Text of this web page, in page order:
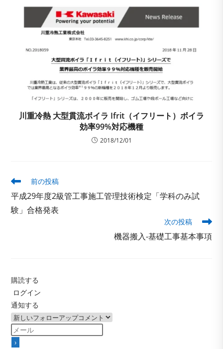
川重冷熱 ⼤型貫流ボイラ Ifrit（イフリート）ボイラ
効率99%対応機種
2018/12/01
そ
の
他
の
前の投稿
平成29年度2級管工事施工管理技術検定「学科のみ試
験」合格発表
次の投稿
機器搬入-基礎工事基本事項
購読する
ログイン
通知する